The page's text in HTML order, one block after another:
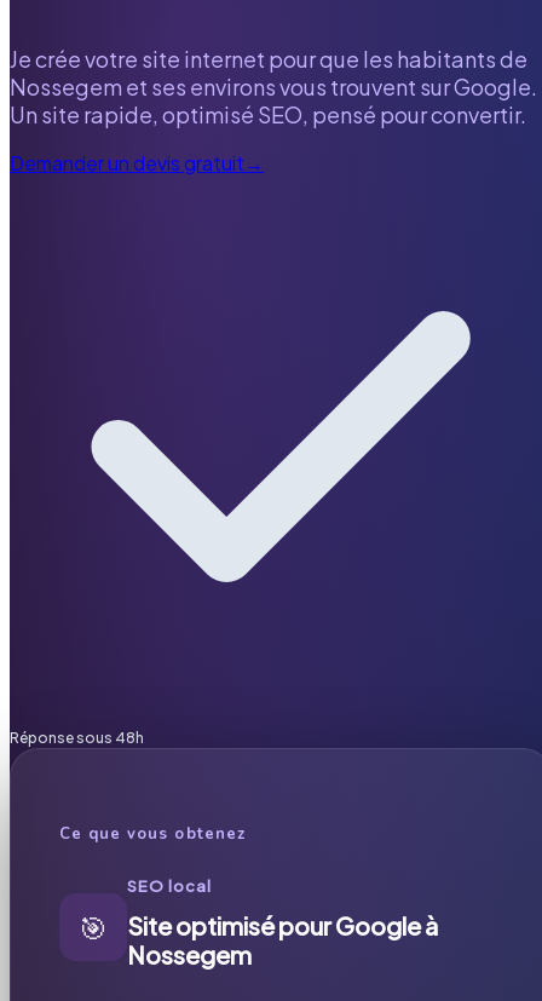
Je crée votre site internet pour que les habitants de
Nossegem et ses environs vous trouvent sur Google.
Un site rapide, optimisé SEO, pensé pour convertir.
Demander un devis gratuit→
Réponse sous 48h
Ce que vous obtenez
🎯
SEO local
Site optimisé pour Google à
Nossegem